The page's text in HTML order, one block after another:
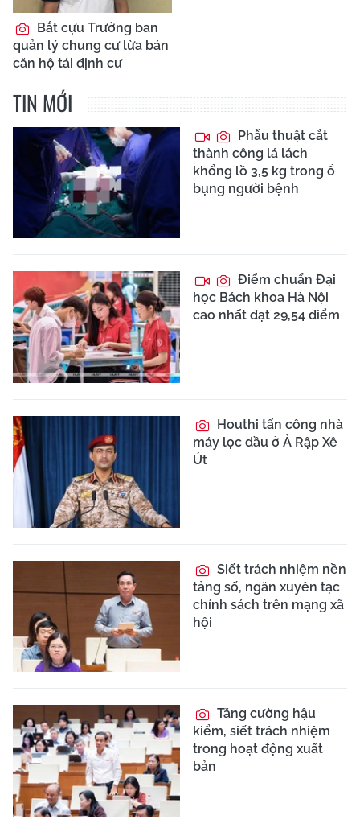
Bắt cựu Trưởng ban
quản lý chung cư lừa bán
căn hộ tái định cư
TIN MỚI
Phẫu thuật cắt
thành công lá lách
khổng lồ 3,5 kg trong ổ
bụng người bệnh
Điểm chuẩn Đại
học Bách khoa Hà Nội
cao nhất đạt 29,54 điểm
Houthi tấn công nhà
máy lọc dầu ở Ả Rập Xê
Út
Siết trách nhiệm nền
tảng số, ngăn xuyên tạc
chính sách trên mạng xã
hội
Tăng cường hậu
kiểm, siết trách nhiệm
trong hoạt động xuất
bản